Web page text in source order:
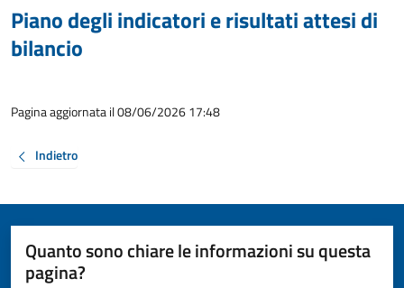
Piano degli indicatori e risultati attesi di
bilancio
Pagina aggiornata il 08/06/2026 17:48
Indietro
Quanto sono chiare le informazioni su questa
pagina?